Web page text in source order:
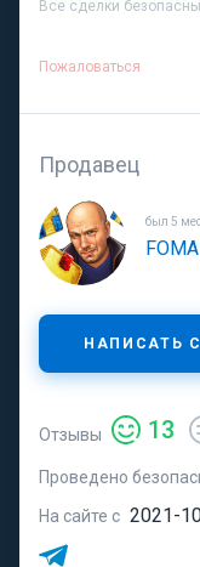
Все сделки
Пожаловаться
Продавец
был 5
FOMA
НАПИСАТЬ
Отзывы 13
Проведено
На сайте с 2021-